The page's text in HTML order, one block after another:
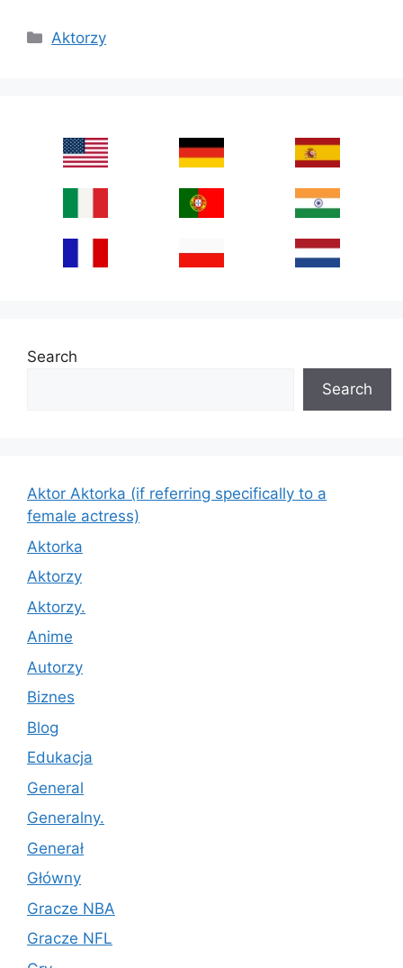
Categories
Aktorzy
Search
Search
Aktor Aktorka (if referring specifically to a
female actress)
Aktorka
Aktorzy
Aktorzy.
Anime
Autorzy
Biznes
Blog
Edukacja
General
Generalny.
Generał
Główny
Gracze NBA
Gracze NFL